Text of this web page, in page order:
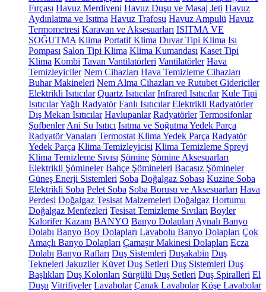
Fırçası Havuz Merdiveni Havuz Duşu ve Masaj Jeti Havuz
Aydınlatma ve Isıtma Havuz Trafosu Havuz Ampulü Havuz
Termometresi Karavan ve Aksesuarları ISITMA VE
SOĞUTMA Klima Portatif Klima Duvar Tipi Klima Isı
Pompası Salon Tipi Klima Klima Kumandası Kaset Tipi
Klima Kombi Tavan Vantilatörleri Vantilatörler Hava
Temizleyiciler Nem Cihazları Hava Temizleme Cihazları
Buhar Makineleri Nem Alma Cihazları ve Rutubet Gidericiler
Elektrikli Isıtıcılar Quartz Isıtıcılar Infrared Isıtıcılar Kule Tipi
IsıtıcılarYağlı Radyatör Fanlı Isıtıcılar Elektrikli Radyatörler
Dış Mekan Isıtıcılar Havlupanlar Radyatörler Termosifonlar
Şofbenler Ani Su Isıtıcı Isıtma ve Soğutma Yedek Parça
Radyatör Vanaları Termostat Klima Yedek Parça Radyatör
Yedek Parça Klima Temizleyicisi Klima Temizleme Spreyi
Klima Temizleme Sıvısı Şömine Şömine Aksesuarları
Elektrikli Şömineler Bahçe Şömineleri Bacasız Şömineler
Güneş Enerji Sistemleri Soba Doğalgaz Sobası Kuzine Soba
Elektrikli Soba Pelet Soba Soba Borusu ve Aksesuarları Hava
Perdesi Doğalgaz Tesisat Malzemeleri Doğalgaz Hortumu
Doğalgaz Menfezleri Tesisat Temizleme Sıvıları Boyler
Kalorifer Kazanı BANYO Banyo Dolapları Aynalı Banyo
Dolabı Banyo Boy Dolapları Lavabolu Banyo Dolapları Çok
Amaçlı Banyo Dolapları Çamaşır Makinesi Dolapları Ecza
Dolabı Banyo Rafları Duş Sistemleri Duşakabin Duş
Tekneleri Jakuziler Küvet Duş Setleri Duş Sistemleri Duş
Başlıkları Duş Kolonları Sürgülü Duş Setleri Duş Spiralleri El
Duşu Vitrifiyeler Lavabolar Çanak Lavabolar Köşe Lavabolar